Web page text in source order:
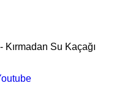
Kırmadan Su Kaçağı